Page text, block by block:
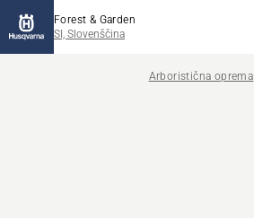
Forest & Garden
SI, Slovenščina
Arboristična oprema